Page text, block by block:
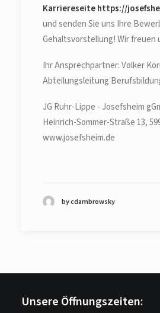
Karriereseite https://
und senden Sie uns Ihre
Gehaltsvorstellung! Wir freuen
Ihr Ansprechpartner: Volker
Abteilungsleitung
JG Ruhr-Lippe - Josefsheim
Heinrich-Sommer-Straße 13,
www.josefsheim.de
by cdambrowsky
Unsere Öffnungszeiten: